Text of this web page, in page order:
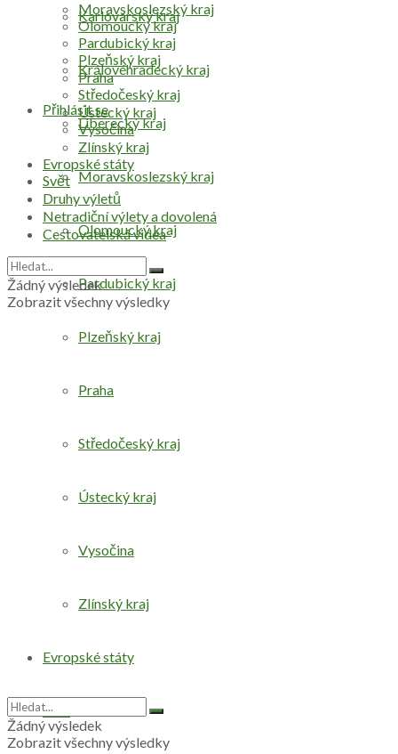
Přihlásit se
Karlovarský kraj
Královéhradecký kraj
Liberecký kraj
Moravskoslezský kraj
Olomoucký kraj
Pardubický kraj
Plzeňský kraj
Praha
Středočeský kraj
Ústecký kraj
Vysočina
Zlínský kraj
Evropské státy
Svět
Moravskoslezský kraj
Olomoucký kraj
Pardubický kraj
Plzeňský kraj
Praha
Středočeský kraj
Ústecký kraj
Vysočina
Zlínský kraj
Evropské státy
Svět
Druhy výletů
Netradiční výlety a dovolená
Cestovatelská videa
Žádný výsledek
Zobrazit všechny výsledky
Žádný výsledek
Zobrazit všechny výsledky